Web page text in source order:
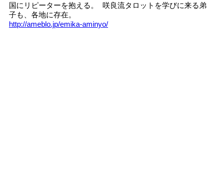
国にリピーターを抱える。 咲良流タロットを学びに来る弟
子も、各地に存在。
http://ameblo.jp/emika-aminyo/